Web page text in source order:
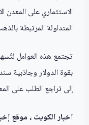
الاستثماري على المعدن
المتداولة المرتبطة
تجتمع هذه العوامل
بقوة الدولار وجاذبية
إلى تراجع الطلب على
اخبار الكويت ، موقع